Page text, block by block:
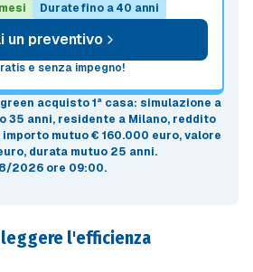
Durate fino a 40 anni
un preventivo
e senza impegno!
acquisto 1ª casa: simulazione a
35 anni, residente a Milano, reddito
mutuo€ 160.000 euro, valore
, durata mutuo 25 anni.
2026 ore 09:00.
leggere l'efficienza